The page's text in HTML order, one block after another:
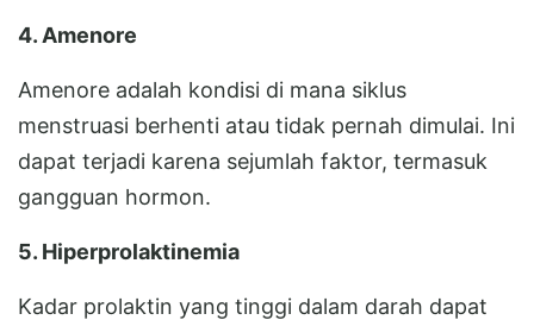
4. Amenore
Amenore adalah kondisi di mana siklus
menstruasi berhenti atau tidak pernah dimulai. Ini
dapat terjadi karena sejumlah faktor, termasuk
gangguan hormon.
5. Hiperprolaktinemia
Kadar prolaktin yang tinggi dalam darah dapat